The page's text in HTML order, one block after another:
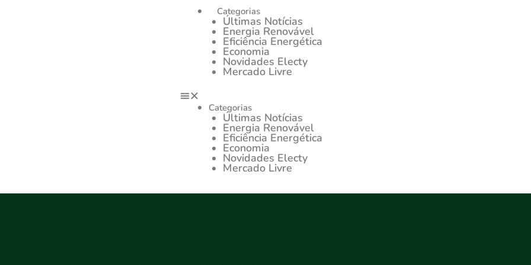
Categorias
Últimas Notícias
Energia Renovável
Eficiência Energética
Economia
Novidades Electy
Mercado Livre
Categorias
Últimas Notícias
Energia Renovável
Eficiência Energética
Economia
Novidades Electy
Mercado Livre